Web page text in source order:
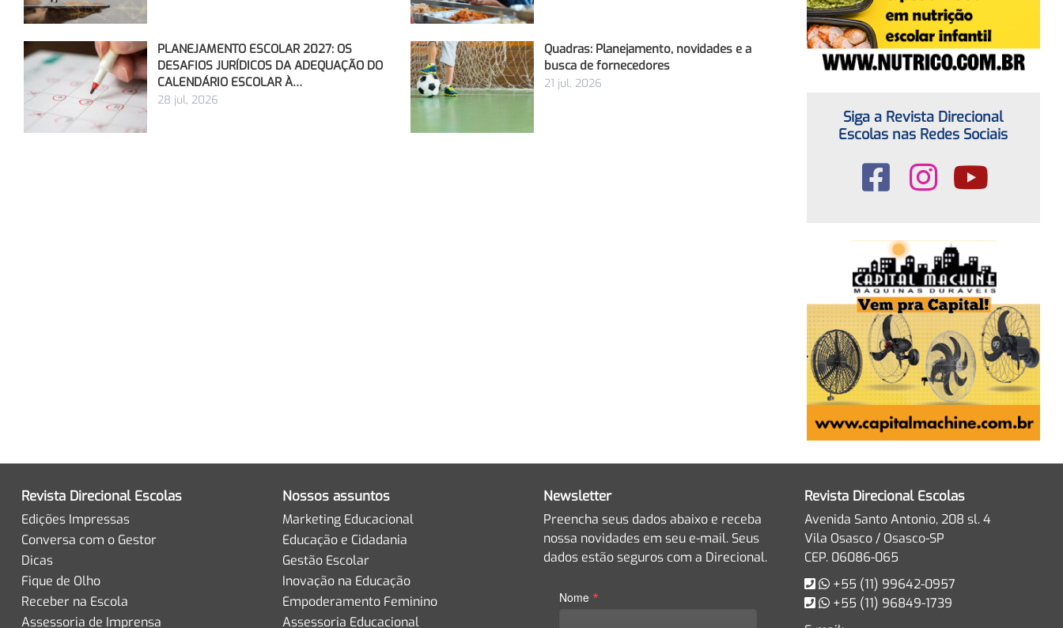
PLANEJAMENTO ESCOLAR 2027: OS
DESAFIOS JURÍDICOS DA ADEQUAÇÃO DO
CALENDÁRIO ESCOLAR À…
28 jul, 2026
Quadras: Planejamento, novidades e a
busca de fornecedores
21 jul, 2026
Siga a Revista Direcional
Escolas nas Redes Sociais
Revista Direcional Escolas
Edições Impressas
Conversa com o Gestor
Dicas
Fique de Olho
Receber na Escola
Assessoria de Imprensa
Nossos assuntos
Marketing Educacional
Educação e Cidadania
Gestão Escolar
Inovação na Educação
Empoderamento Feminino
Assessoria Educacional
Newsletter
Preencha seus dados abaixo e receba
nossa novidades em seu e-mail. Seus
dados estão seguros com a Direcional.
Nome *
Revista Direcional Escolas
Avenida Santo Antonio, 208 sl. 4
Vila Osasco / Osasco-SP
CEP. 06086-065
+55 (11) 99642-0957
+55 (11) 96849-1739